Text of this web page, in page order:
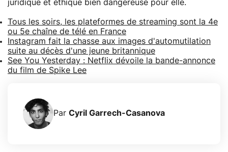
juridique et éthique bien dangereuse pour elle.
Tous les soirs, les plateformes de streaming sont la 4e
ou 5e chaîne de télé en France
Instagram fait la chasse aux images d'automutilation
suite au décès d'une jeune britannique
See You Yesterday : Netflix dévoile la bande-annonce
du film de Spike Lee
Par Cyril Garrech-Casanova